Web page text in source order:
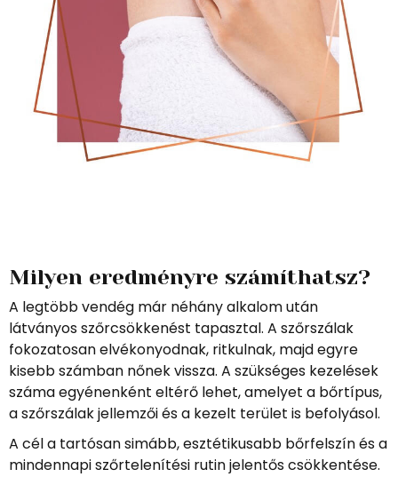
Milyen eredményre számíthatsz?
A legtöbb vendég már néhány alkalom után
látványos szőrcsökkenést tapasztal. A szőrszálak
fokozatosan elvékonyodnak, ritkulnak, majd egyre
kisebb számban nőnek vissza. A szükséges kezelések
száma egyénenként eltérő lehet, amelyet a bőrtípus,
a szőrszálak jellemzői és a kezelt terület is befolyásol.
A cél a tartósan simább, esztétikusabb bőrfelszín és a
mindennapi szőrtelenítési rutin jelentős csökkentése.